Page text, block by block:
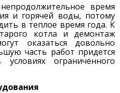
время
и горячей воды, потому
в теплое время года. К
котла и демонтаж
оказаться довольно
часть работ придется
ограниченного